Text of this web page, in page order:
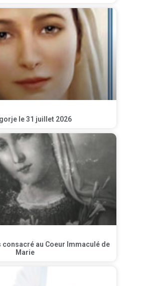
le 31 juillet 2026
consacré au Coeur Immaculé de
Marie